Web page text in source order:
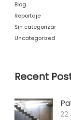
Blog
Reportaje
Sin categorizar
Uncategorized
Recent
22